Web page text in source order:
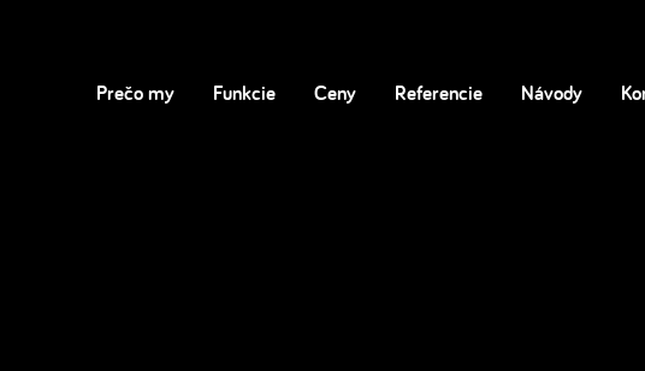
Prečo my Funkcie Ceny Referencie Návody